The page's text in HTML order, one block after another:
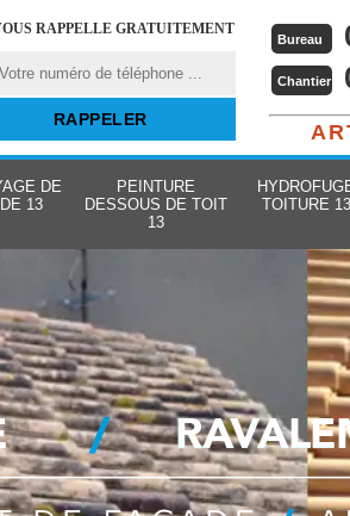
RAPPELLE GRATUITEMENT
Bureau
Chantier
DE
13
PEINTURE
DESSOUS DE TOIT
13
TOITURE 13